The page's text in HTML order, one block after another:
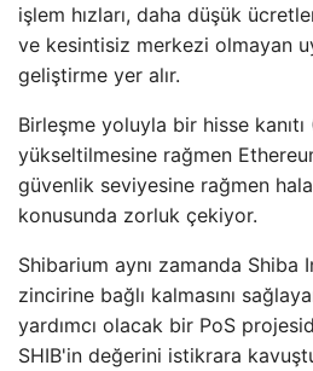
işlem hızları, daha düşük
ve kesintisiz merkezi olmayan
geliştirme yer alır.
Birleşme yoluyla bir hisse
yükseltilmesine rağmen
güvenlik seviyesine rağmen
konusunda zorluk çekiyor.
Shibarium aynı zamanda Shiba
zincirine bağlı kalmasını
yardımcı olacak bir PoS
SHIB'in değerini istikrara